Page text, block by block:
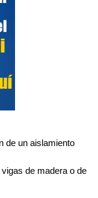
de un aislamiento
de madera o de